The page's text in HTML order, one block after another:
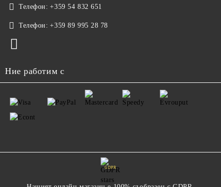
Телефон: +359 54 832 651
Телефон: +359 89 995 28 78
Ние работим с
GDPR